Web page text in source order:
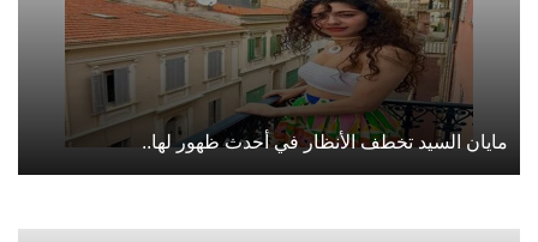
مايان السيد تخطف الأنظار في أحدث ظهور لها..